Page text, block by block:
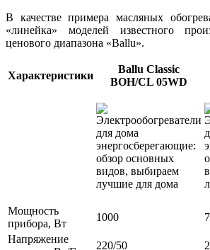
В качестве примера масляных
«линейка» моделей известного
ценового диапазона «Ballu».
Характеристики
Ballu Classic
BOH/CL 05WD
Мощность
прибора, Вт
1000
Напряжение
220/50